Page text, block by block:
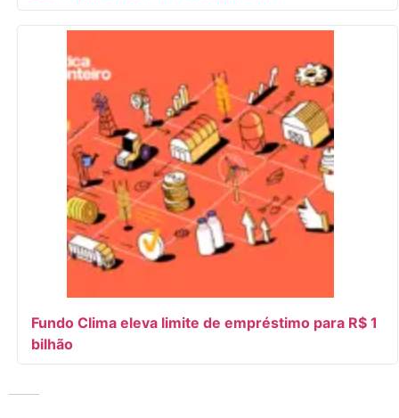
Fundo Clima eleva limite de empréstimo para R$ 1
bilhão